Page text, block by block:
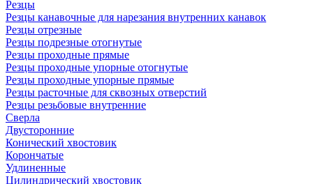
Резцы
Резцы канавочные для нарезания внутренних канавок
Резцы отрезные
Резцы подрезные отогнутые
Резцы проходные прямые
Резцы проходные упорные отогнутые
Резцы проходные упорные прямые
Резцы расточные для сквозных отверстий
Резцы резьбовые внутренние
Сверла
Двусторонние
Конический хвостовик
Корончатые
Удлиненные
Цилиндрический хвостовик